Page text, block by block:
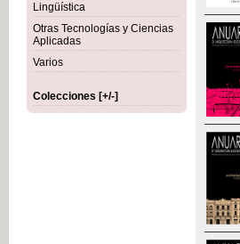
Lingüística
Otras Tecnologías y Ciencias
Aplicadas
Varios
Colecciones [+/-]